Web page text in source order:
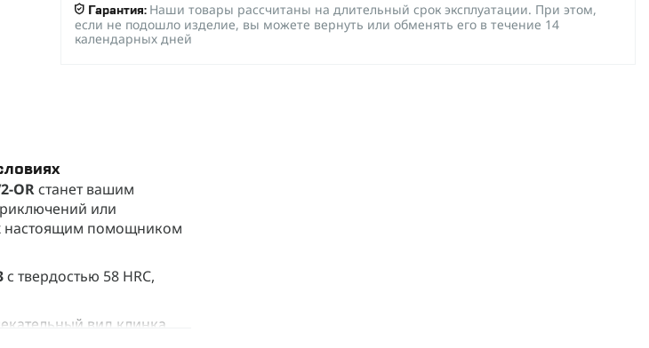
Гарантия: Наши товары рассчитаны на длительный срок эксплуатации. При этом,
если не подошло изделие, вы можете вернуть или обменять его в течение 14
календарных дней
ORстанет вашим
или
настоящим помощником
с твердостью 58 HRC,
вид клинка